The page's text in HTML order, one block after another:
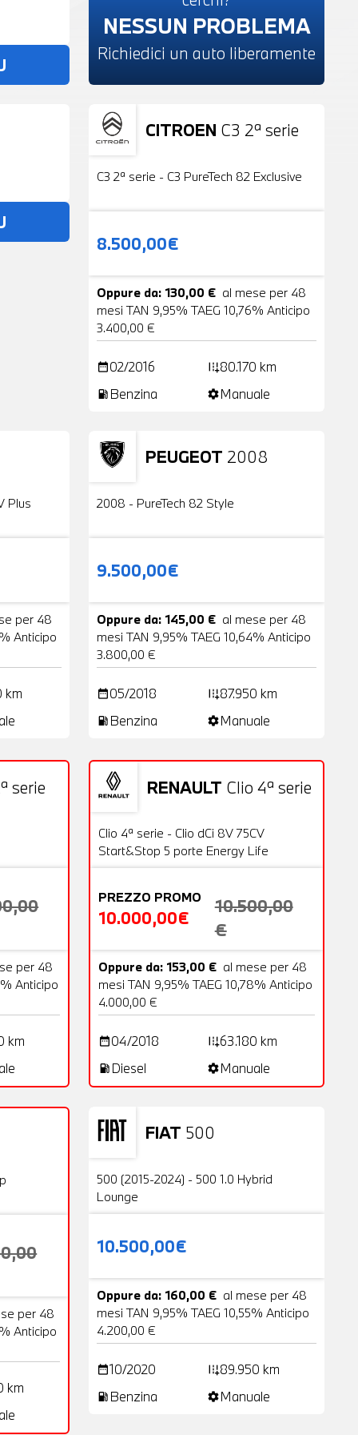
NESSUN PROBLEMA
Richiedici un auto liberamente
CITROEN C3 2ª serie
Usato 19 Foto
C3 2ª serie - C3 PureTech 82 Exclusive
8.500,00€
Oppure da: 130,00 € al mese per 48
mesi TAN 9,95% TAEG 10,76% Anticipo
3.400,00 €
date_range02/2016 add_road80.170 km
local_gas_station Benzina settingsManuale
Plus
per 48
Anticipo
km
PEUGEOT 2008
Usato
2008 - PureTech 82 Style
9.500,00€
Oppure da: 145,00 € al mese per 48
mesi TAN 9,95% TAEG 10,64% Anticipo
3.800,00 €
date_range05/2018 add_road87.950 km
local_gas_station Benzina settingsManuale
serie
18 Foto
per 48
Anticipo
km
RENAULT Clio 4ª serie
OFFERTA
Usato 20 Foto
Clio 4ª serie - Clio dCi 8V 75CV
Start&Stop 5 porte Energy Life
PREZZO PROMO
10.000,00€
10.500,00
€
Oppure da: 153,00 € al mese per 48
mesi TAN 9,95% TAEG 10,78% Anticipo
4.000,00 €
date_range04/2018 add_road63.180 km
local_gas_station Diesel settingsManuale
per 48
Anticipo
km
FIAT 500
Usato
500 (2015-2024) - 500 1.0 Hybrid
Lounge
10.500,00€
Oppure da: 160,00 € al mese per 48
mesi TAN 9,95% TAEG 10,55% Anticipo
4.200,00 €
date_range10/2020 add_road89.950 km
local_gas_station Benzina settingsManuale